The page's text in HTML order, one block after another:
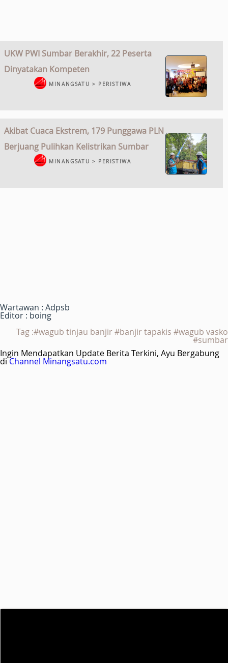
UKW PWI Sumbar Berakhir, 22 Peserta
Dinyatakan Kompeten
MINANGSATU > PERISTIWA
Akibat Cuaca Ekstrem, 179 Punggawa PLN
Berjuang Pulihkan Kelistrikan Sumbar
MINANGSATU > PERISTIWA
Wartawan : Adpsb
Editor : boing
Tag :#wagub tinjau banjir #banjir tapakis #wagub vasko
#sumbar
Ingin Mendapatkan Update Berita Terkini, Ayu Bergabung
diChannel Minangsatu.com